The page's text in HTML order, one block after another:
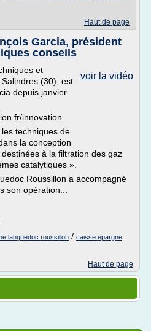
Haut de page
Garcia, président
conseils
voir la vidéo
et
(30), est
depuis janvier
innovation
techniques de
la conception
à la filtration des gaz
catalytiques ».
Roussillon a accompagné
son opération...
languedoc roussillon / caisse epargne
Haut de page